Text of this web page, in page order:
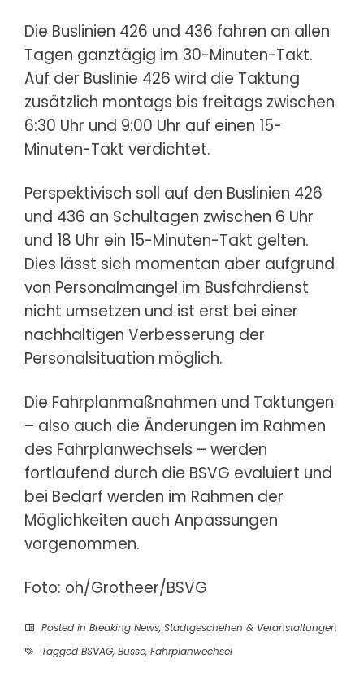
Die Buslinien 426 und 436 fahren an allen
Tagen ganztägig im 30-Minuten-Takt.
Auf der Buslinie 426 wird die Taktung
zusätzlich montags bis freitags zwischen
6:30 Uhr und 9:00 Uhr auf einen 15-
Minuten-Takt verdichtet.
Perspektivisch soll auf den Buslinien 426
und 436 an Schultagen zwischen 6 Uhr
und 18 Uhr ein 15-Minuten-Takt gelten.
Dies lässt sich momentan aber aufgrund
von Personalmangel im Busfahrdienst
nicht umsetzen und ist erst bei einer
nachhaltigen Verbesserung der
Personalsituation möglich.
Die Fahrplanmaßnahmen und Taktungen
– also auch die Änderungen im Rahmen
des Fahrplanwechsels – werden
fortlaufend durch die BSVG evaluiert und
bei Bedarf werden im Rahmen der
Möglichkeiten auch Anpassungen
vorgenommen.
Foto: oh/Grotheer/BSVG
Posted in Breaking News, Stadtgeschehen & Veranstaltungen
Tagged BSVAG, Busse, Fahrplanwechsel